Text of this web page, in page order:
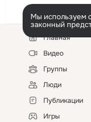
Мы используем
законный
Левая
колонкаГлавная
Видео
Группы
Люди
Публикации
Игры